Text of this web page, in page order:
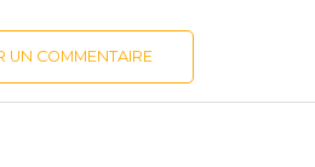
UN COMMENTAIRE